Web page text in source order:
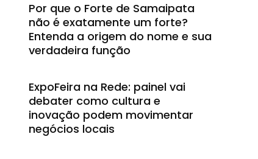
Por que o Forte de Samaipata
não é exatamente um forte?
Entenda a origem do nome e sua
verdadeira função
ExpoFeira na Rede: painel vai
debater como cultura e
inovação podem movimentar
negócios locais